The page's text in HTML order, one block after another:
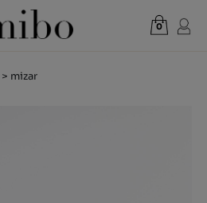
0
> mizar